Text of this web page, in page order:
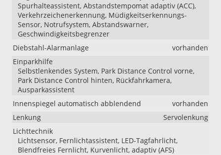
Spurhalteassistent, Abstandstempomat adaptiv (ACC),
Verkehrzeichenerkennung, Müdigkeitserkennungs-
Sensor, Notrufsystem, Abstandswarner,
Geschwindigkeitsbegrenzer
Diebstahl-Alarmanlage
vorhanden
Einparkhilfe
Selbstlenkendes System, Park Distance Control vorne,
Park Distance Control hinten, Rückfahrkamera,
Ausparkassistent
Innenspiegel automatisch abblendend
vorhanden
Lenkung
Servolenkung
Lichttechnik
Lichtsensor, Fernlichtassistent, LED-Tagfahrlicht,
Blendfreies Fernlicht, Kurvenlicht, adaptiv (AFS)